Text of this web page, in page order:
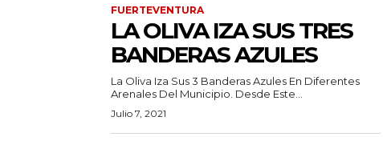
FUERTEVENTURA
LA OLIVA IZA SUS TRES
BANDERAS AZULES
La Oliva Iza Sus 3 Banderas Azules En Diferentes
Arenales Del Municipio. Desde Este...
Julio 7, 2021